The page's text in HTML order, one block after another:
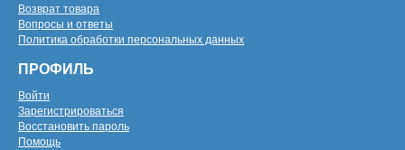
Возврат товара
Вопросы и ответы
Политика обработки персональных данных
ПРОФИЛЬ
Войти
Зарегистрироваться
Восстановить пароль
Помощь